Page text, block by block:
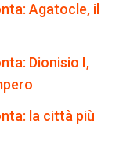
Agatocle, il
Dionisio I,
la città più